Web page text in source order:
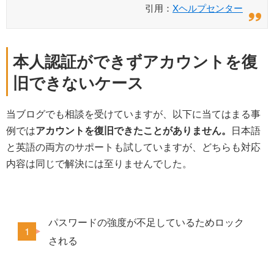
引用： Xヘルプセンター
本人認証ができずアカウントを復
旧できないケース
当ブログでも相談を受けていますが、以下に当てはまる事
例ではアカウントを復旧できたことがありません。 日本語
と英語の両方のサポートも試していますが、どちらも対応
内容は同じで解決には至りませんでした。
パスワードの強度が不足しているためロック
される